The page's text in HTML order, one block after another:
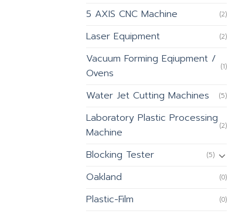
5 AXIS CNC Machine (2)
Laser Equipment (2)
Vacuum Forming Eqiupment /
Ovens
(1)
Water Jet Cutting Machines (5)
Laboratory Plastic Processing
Machine
(2)
Blocking Tester (5)
Oakland (0)
Plastic-Film (0)